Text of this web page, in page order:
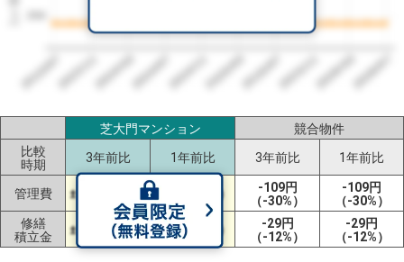
2023/072023/112024/032024/072024/112025/032025/072025/112026/032026/07
芝大門マンション
競合物件
比較
時期
3年前比 1年前比 3年前比 1年前比
管理費 ±0円（±0%） ±0円（±0%）
-109円
（-30%）
-109円
（-30%）
修繕
積立金
±0円（±0%） ±0円（±0%）
-29円
（-12%）
-29円
（-12%）